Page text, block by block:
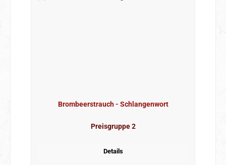
Brombeerstrauch - Schlangenwort
Preisgruppe 2
Details